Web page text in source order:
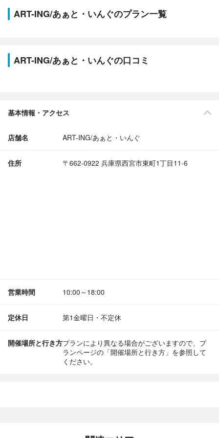
ART-ING/あぁと・いんぐのプラン一覧
ART-ING/あぁと・いんぐの口コミ
基本情報・アクセス
店舗名 ART-ING/あぁと・いんぐ
住所 〒662-0922 兵庫県西宮市東町1丁目11-6
営業時間 10:00～18:00
定休日 第1金曜日・不定休
開催場所と行き方プランにより異なる場合がございますので、プ
ランページの「開催場所と行き方」を参照して
ください。